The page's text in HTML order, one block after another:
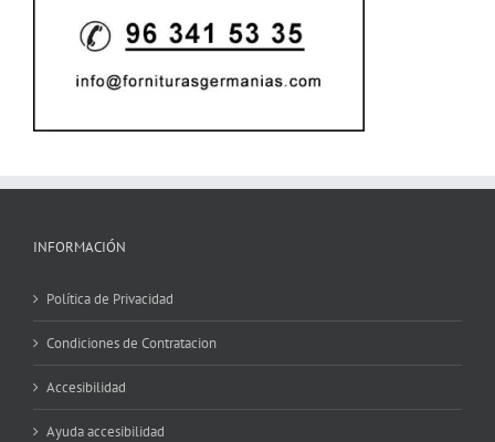
INFORMACIÓN
Política de Privacidad
Condiciones de Contratacion
Accesibilidad
Ayuda accesibilidad